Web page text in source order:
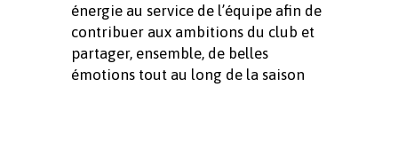
énergie au service de l’équipe afin de
contribuer aux ambitions du club et
partager, ensemble, de belles
émotions tout au long de la saison